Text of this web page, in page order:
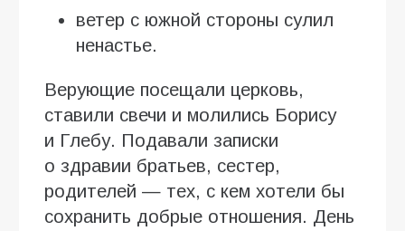
ветер с южной стороны сулил
ненастье.
Верующие посещали церковь,
ставили свечи и молились Борису
и Глебу. Подавали записки
о здравии братьев, сестер,
родителей — тех, с кем хотели бы
сохранить добрые отношения. День